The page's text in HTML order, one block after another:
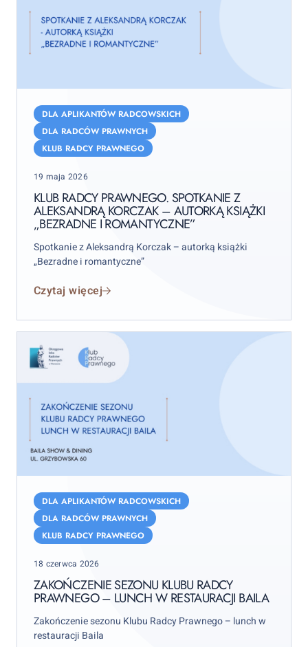
Radcy
Prawnego.
Spotkanie
Aleksandrą
Korczak
autorką
książki
„Bezradne
romantyczne”
DLA APLIKANTÓW RADCOWSKICH
DLA RADCÓW PRAWNYCH
KLUB RADCY PRAWNEGO
Posted
19 maja 2026
KLUB RADCY PRAWNEGO. SPOTKANIE Z
ALEKSANDRĄ KORCZAK – AUTORKĄ KSIĄŻKI
„BEZRADNE I ROMANTYCZNE”
Spotkanie z Aleksandrą Korczak – autorką książki
„Bezradne i romantyczne”
Czytaj więcej
sezonu
Klubu
Radcy
Prawnego
lunch
restauracji
BAILA
DLA APLIKANTÓW RADCOWSKICH
DLA RADCÓW PRAWNYCH
KLUB RADCY PRAWNEGO
Posted
18 czerwca 2026
ZAKOŃCZENIE SEZONU KLUBU RADCY
PRAWNEGO – LUNCH W RESTAURACJI BAILA
Zakończenie sezonu Klubu Radcy Prawnego – lunch w
restauracji Baila